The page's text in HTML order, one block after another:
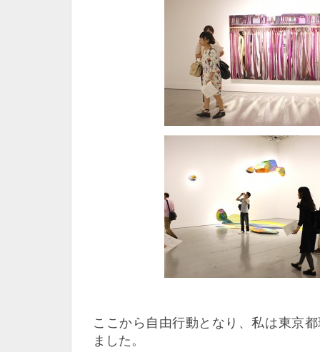
ここから自由行動となり、私は東京
ました。